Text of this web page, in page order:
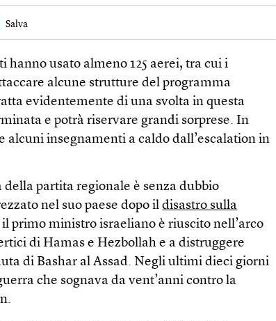
hanno usato almeno 125 aerei, tra cui i
alcune strutture del programma
evidentemente di una svolta in questa
e potrà riservare grandi sorprese. In
alcuni insegnamenti a caldo dall’escalation in
partita regionale è senza dubbio
nel suo paese dopo ildisastro sulla
il primo ministro israeliano è riuscito nell’arco
di Hamas e Hezbollah e a distruggere
di Bashar al Assad. Negli ultimi dieci giorni
che sognava da vent’anni contro la